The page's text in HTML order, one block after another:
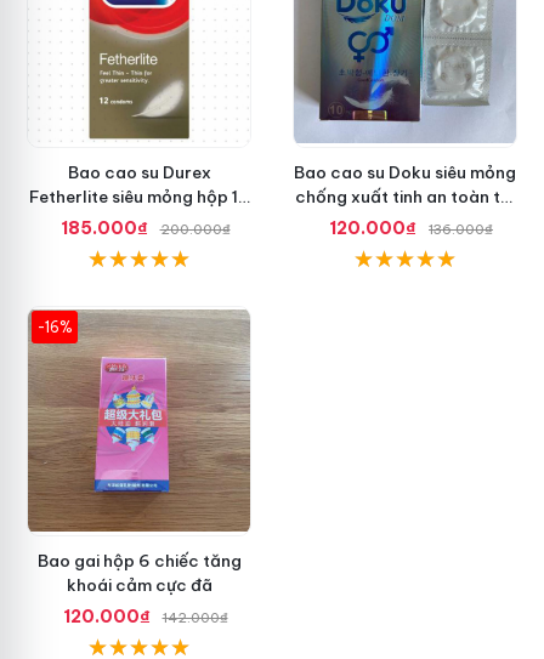
Bao cao su Durex
Fetherlite siêu mỏng hộp 12
cái, an toàn
185.000₫ 200.000₫
Bao cao su Doku siêu mỏng
chống xuất tinh an toàn tối
ưu
120.000₫ 136.000₫
-16%
Bao gai hộp 6 chiếc tăng
khoái cảm cực đã
120.000₫
142.000₫